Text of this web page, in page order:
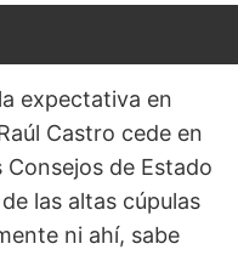
expectativa en
Castro cede en
de Estado
las altas cúpulas
ni ahí, sabe